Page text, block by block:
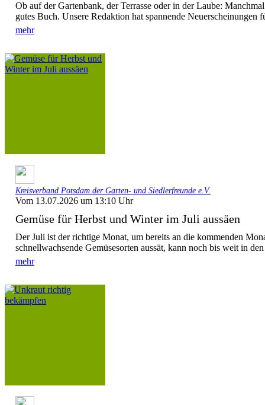
Ob auf der Gartenbank, der Terrasse oder in der Laube:
gutes Buch. Unsere Redaktion hat spannende Neuerscheinungen
mehr
Kreisverband Potsdam der Garten- und Siedlerfreunde e.V.
Vom 13.07.2026 um 13:10 Uhr
Gemüse für Herbst und Winter im Juli aussäen
Der Juli ist der richtige Monat, um bereits an die kommenden
schnellwachsende Gemüsesorten aussät, kann noch bis weit in
mehr